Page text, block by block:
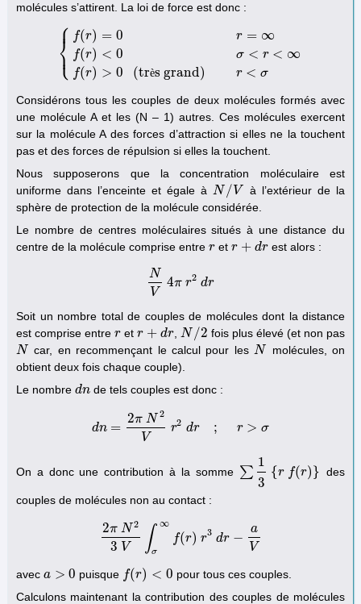
molécules s’attirent. La loi de force est donc :
⎧
⎩
⎨⎪
⎪
f(r) = 0 r = ∞
f(r) < 0 σ < r < ∞
f(r) > 0 (très grand) r < σ
{ r)=0 =∞ f( très grand) r <σ
Considérons tous les couples de deux molécules formés avec
une molécule A et les (N – 1) autres. Ces molécules exercent
sur la molécule A des forces d’attraction si elles ne la touchent
pas et des forces de répulsion si elles la touchent.
Nous supposerons que la concentration moléculaire est
uniforme dans l’enceinte et égale à N /V
N/ V
à l’extérieur de la
sphère de protection de la molécule considérée.
Le nombre de centres moléculaires situés à une distance du
centre de la molécule comprise entre r
r etr + dr
r+dr est alors :
N
V
4π r2 dr
NV 4π r2 dr
Soit un nombre total de couples de molécules dont la distance
est comprise entrer
r etr + dr
r+dr ,N /2
N/ 2
fois plus élevé (et non pas
N
N car, en recommençant le calcul pour lesN
N
molécules, on
obtient deux fois chaque couple).
Le nombre dn
dnde tels couples est donc :
dn =
2π N 2
V
r2 dr ; r > σ
dn=2π N 2V r2 ;
On a donc une contribution à la somme ∑
1
3
{r f(r) }
∑ 1 3 { f (r } des
couples de molécules non au contact :
2π N 2
3 V ∫ ∞
σ
f(r) r3 dr −
a
V
2π N 3 ∞f(r) r3 dr− aV
avec a > 0
a>0 puisque f(r) < 0
f(r)<0
pour tous ces couples.
Calculons maintenant la contribution des couples de molécules